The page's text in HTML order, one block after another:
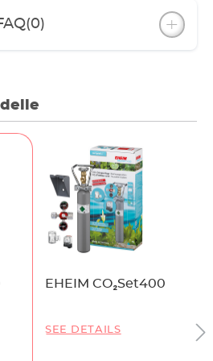
(0)
EHEIM CO₂Set400
SEE DETAILS